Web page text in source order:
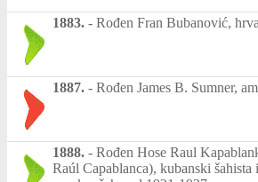
1883. - Rođen Fran Bubanović,
1887. - Rođen James B. Sumner,
1888. - Rođen Hose Raul
Raúl Capablanca), kubanski šahista